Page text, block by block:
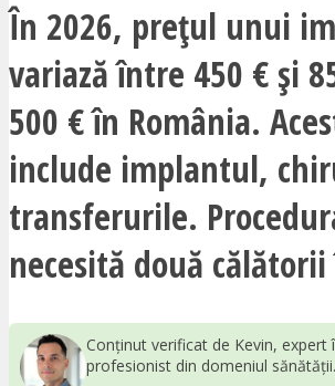
În 2026, prețul unui
variază între 450 € și
500 € în România.
include implantul,
transferurile.
necesită două
Conținut verificat de Kevin,
profesionist din domeniul sănătății.